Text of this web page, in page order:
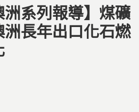
洲系列報導】煤礦
長年出口化石燃